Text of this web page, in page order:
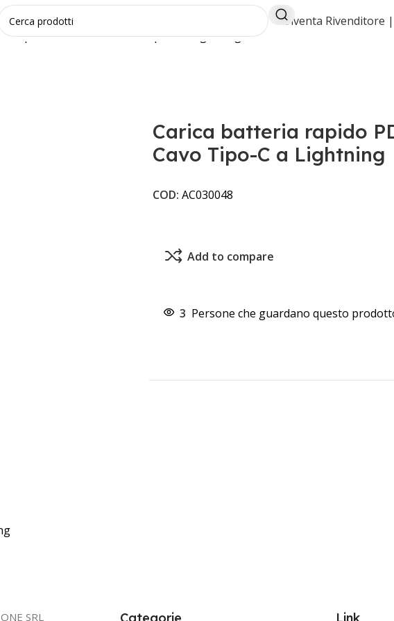
Diventa Rivenditore |
rapido PD 20W con Cavo Tipo-C a Lightning
Carica batteria rapido
Cavo Tipo-C a Lightning
COD: AC030048
Add to compare
3 Persone che guardano questo
SRL Categorie Link